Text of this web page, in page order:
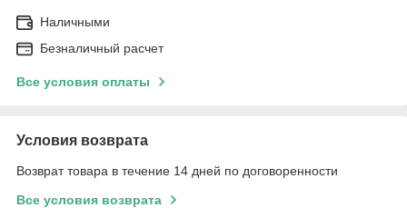
Наличными
Безналичный расчет
Все условия оплаты
Условия возврата
Возврат товара в течение 14 дней по договоренности
Все условия возврата